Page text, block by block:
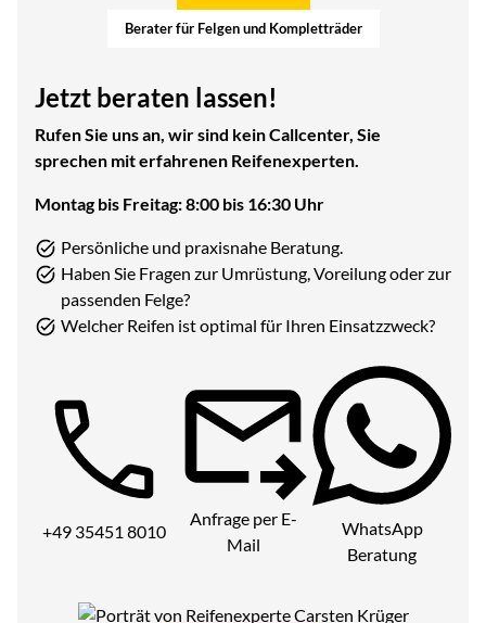
Berater für Felgen und Kompletträder
Jetzt beraten lassen!
Rufen Sie uns an, wir sind kein Callcenter, Sie
sprechen mit erfahrenen Reifenexperten.
Montag bis Freitag: 8:00 bis 16:30 Uhr
Persönliche und praxisnahe Beratung.
Haben Sie Fragen zur Umrüstung, Voreilung oder zur
passenden Felge?
Welcher Reifen ist optimal für Ihren Einsatzzweck?
Telefon:
+49 35451 8010
Anfrage per E-
Mail
WhatsApp
Beratung